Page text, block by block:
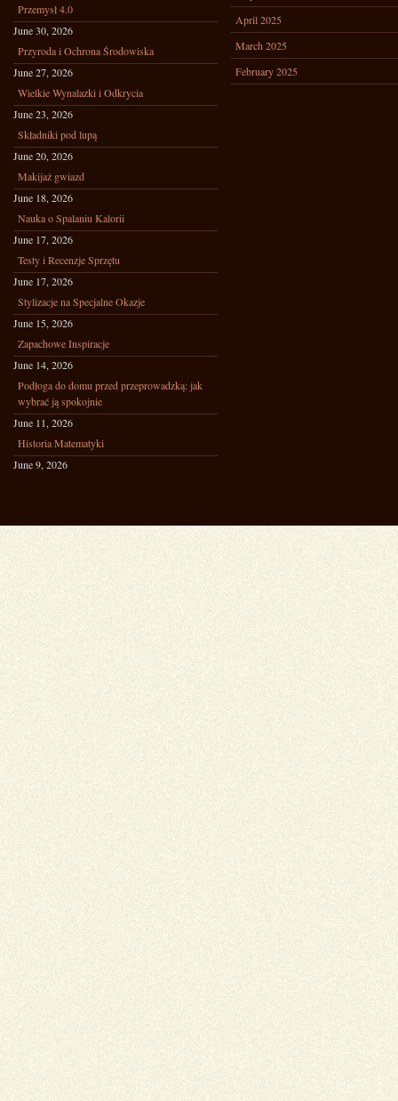
Przemysł 4.0
June 30, 2026
Przyroda i Ochrona Środowiska
June 27, 2026
Wielkie Wynalazki i Odkrycia
June 23, 2026
Składniki pod lupą
June 20, 2026
Makijaż gwiazd
June 18, 2026
Nauka o Spalaniu Kalorii
June 17, 2026
Testy i Recenzje Sprzętu
June 17, 2026
Stylizacje na Specjalne Okazje
June 15, 2026
Zapachowe Inspiracje
June 14, 2026
Podłoga do domu przed przeprowadzką: jak
wybrać ją spokojnie
June 11, 2026
Historia Matematyki
June 9, 2026
April 2025
March 2025
February 2025